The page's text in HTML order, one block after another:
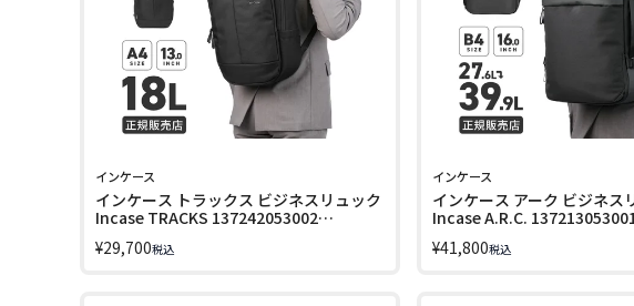
インケース
インケース トラックス ビジネスリュック
Incase TRACKS 137242053002
¥29,700税込
インケース
インケース アーク ビジネス
Incase A.R.C.
¥41,800税込